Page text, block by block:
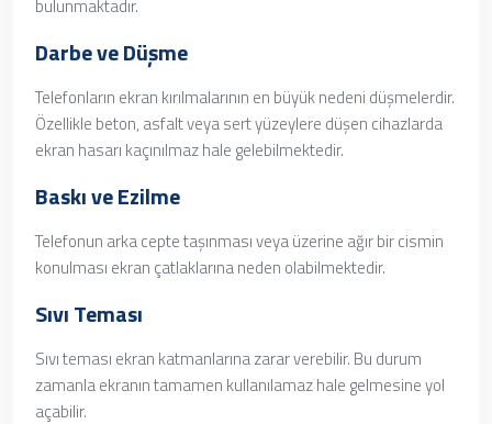
bulunmaktadır.
Darbe ve Düşme
Telefonların ekran kırılmalarının en büyük nedeni düşmelerdir.
Özellikle beton, asfalt veya sert yüzeylere düşen cihazlarda
ekran hasarı kaçınılmaz hale gelebilmektedir.
Baskı ve Ezilme
Telefonun arka cepte taşınması veya üzerine ağır bir cismin
konulması ekran çatlaklarına neden olabilmektedir.
Sıvı Teması
Sıvı teması ekran katmanlarına zarar verebilir. Bu durum
zamanla ekranın tamamen kullanılamaz hale gelmesine yol
açabilir.